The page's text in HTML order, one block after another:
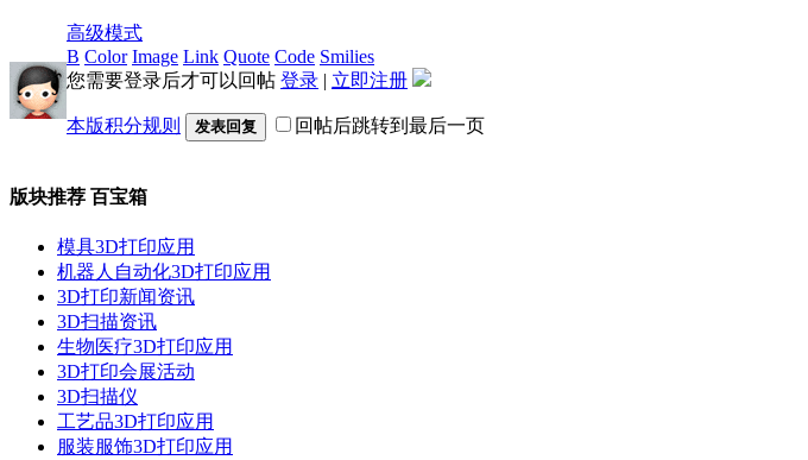
高级模式
B Color Image Link Quote Code Smilies
您需要登录后才可以回帖 登录 | 立即注册
本版积分规则 发表回复 回帖后跳转到最后一页
版块推荐 百宝箱
模具3D打印应用
机器人自动化3D打印应用
3D打印新闻资讯
3D扫描资讯
生物医疗3D打印应用
3D打印会展活动
3D扫描仪
工艺品3D打印应用
服装服饰3D打印应用